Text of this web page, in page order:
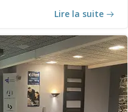
Lire la suite